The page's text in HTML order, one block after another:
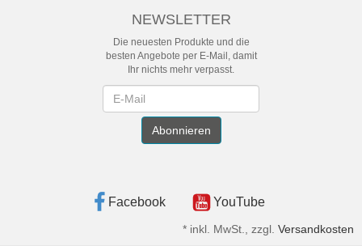
NEWSLETTER
Die neuesten Produkte und die
besten Angebote per E-Mail, damit
Ihr nichts mehr verpasst.
Abonnieren
Facebook YouTube
* inkl. MwSt., zzgl. Versandkosten